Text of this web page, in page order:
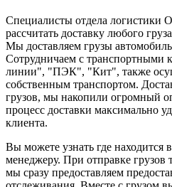
Специалисты отдела
рассчитать доставку любого
Мы доставляем грузы
Сотрудничаем с транспортными
линии", "ПЭК", "Кит", также
собственным транспортом.
грузов, мы накопили огромный
процесс доставки максимально
клиента.
Вы можете узнать где находится
менеджеру. При отправке
мы сразу предоставляем